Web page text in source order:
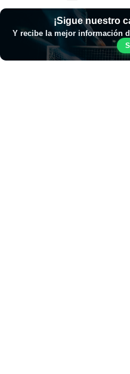
¡Sigue nuestro
Y recibe la mejor información